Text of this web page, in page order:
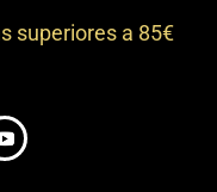
superiores a 85€